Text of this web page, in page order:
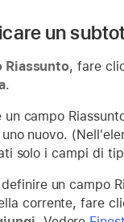
un
Riassunto, fare
.
un campo
nuovo.
solo i campi di
un campo
corrente, fare